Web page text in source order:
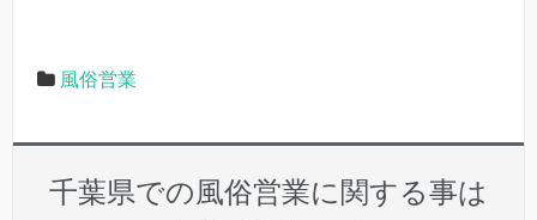
風俗営業
千葉県での風俗営業に関する事は